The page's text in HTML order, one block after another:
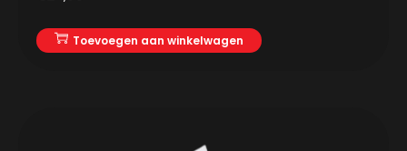
Toevoegen aan winkelwagen